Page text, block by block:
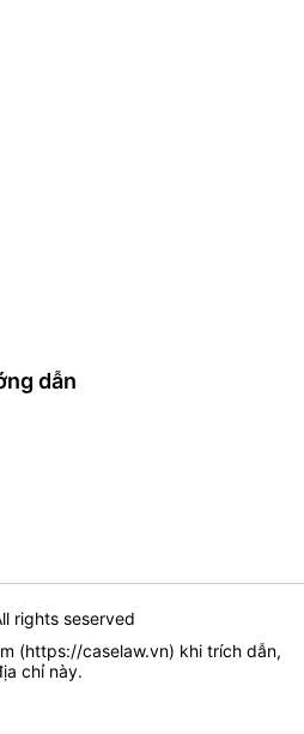
dẫn
rights seserved
(https://caselaw.vn) khi trích dẫn,
chỉ này.